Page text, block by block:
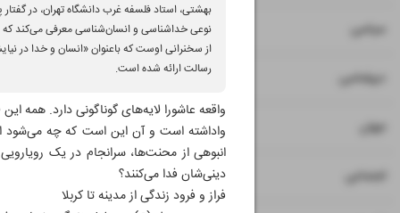
بهشتی، استاد فلسفه غرب دانشگاه تهران، در
نوعی خداشناسی و انسان‌شناسی معرفی می‌کند که
از سخنرانی اوست که باعنوان «انسان و خدا در
رسالت ارائه شده است.
واقعه عاشورا لایه‌های گوناگونی دارد. همه
واداشته است و آن این است که چه می‌شود
انبوهی از محنت‌ها، سرانجام در یک
دینی‌شان فدا می‌کنند؟
فراز و فرود زندگی از مدینه تا کربلا
سیاسی ۲ ۳
دیپلماسی ۴
جهان ۵
اجتماعی ۶